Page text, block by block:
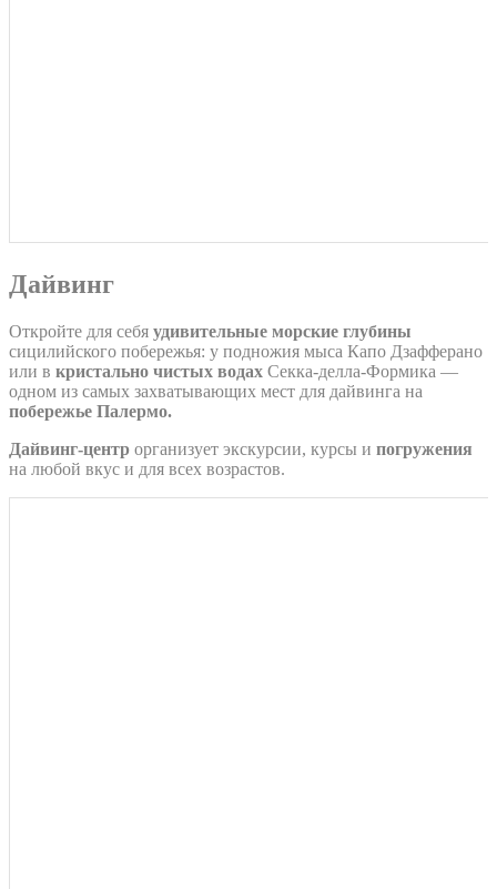
Дайвинг
Откройте для себя удивительные морские глубины
сицилийского побережья: у подножия мыса Капо Дзафферано
или в кристально чистых водах Секка-делла-Формика —
одном из самых захватывающих мест для дайвинга на
побережье Палермо.
Дайвинг-центр организует экскурсии, курсы и погружения
на любой вкус и для всех возрастов.